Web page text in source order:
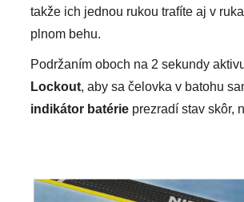
takže ich jednou rukou trafíte aj v
plnom behu.
Podržaním oboch na 2 sekundy
Lockout, aby sa čelovka v batohu
indikátor batérie prezradí stav skôr,